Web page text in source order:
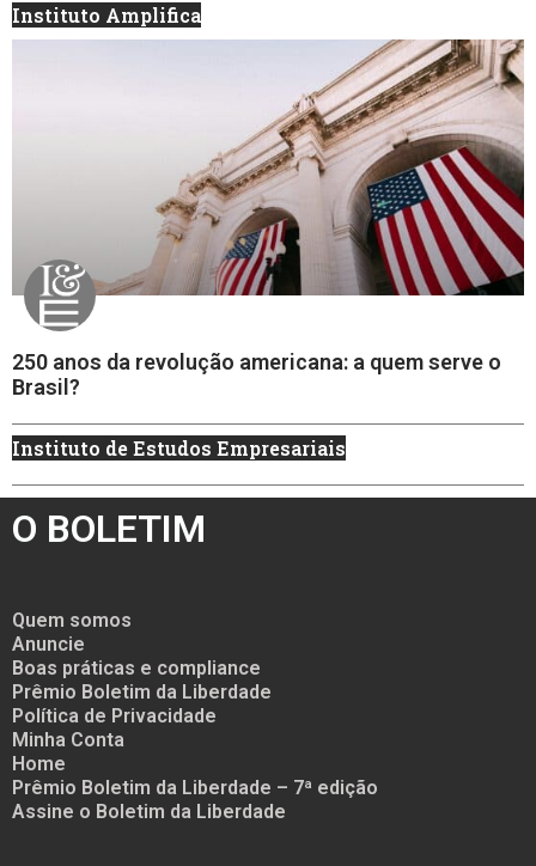
Instituto Amplifica
250 anos da revolução americana: a quem serve o
Brasil?
Instituto de Estudos Empresariais
O BOLETIM
Quem somos
Anuncie
Boas práticas e compliance
Prêmio Boletim da Liberdade
Política de Privacidade
Minha Conta
Home
Prêmio Boletim da Liberdade – 7ª edição
Assine o Boletim da Liberdade